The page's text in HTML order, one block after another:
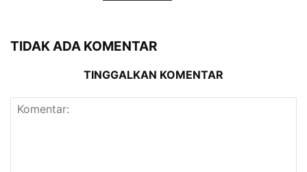
TIDAK ADA KOMENTAR
TINGGALKAN KOMENTAR